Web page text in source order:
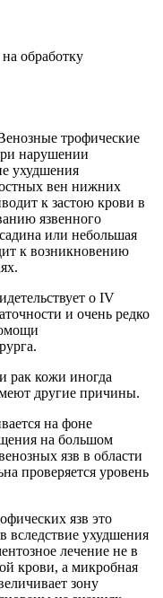
обработку
трофические
нарушении
ухудшения
вен нижних
к застою крови в
язвенного
или небольшая
к возникновению
о IV
и очень редко
рак кожи иногда
другие причины.
на фоне
на большом
язв в области
проверяется уровень
язв это
ухудшения
лечение не в
крови, а микробная
зону